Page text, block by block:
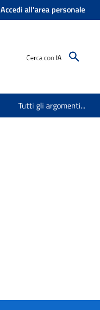
Accedi all'area personale
Cerca con IA
Tutti gli argomenti...